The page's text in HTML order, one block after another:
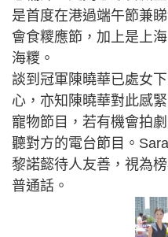
是首度在港過端午節兼
會食糭應節，加上是上
海糭。
談到冠軍陳曉華已處女
心，亦知陳曉華對此感
寵物節目，若有機會拍
聽對方的電台節目。
黎諾懿待人友善，視為
普通話。